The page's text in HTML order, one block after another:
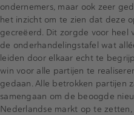
ondernemers, maar ook zeer
het inzicht om te zien dat deze
gecreëerd. Dit zorgde voor heel
de onderhandelingstafel wat
leiden door elkaar echt te
win voor alle partijen te
gedaan. Alle betrokken partijen
samengaan om de beoogde
Nederlandse markt op te